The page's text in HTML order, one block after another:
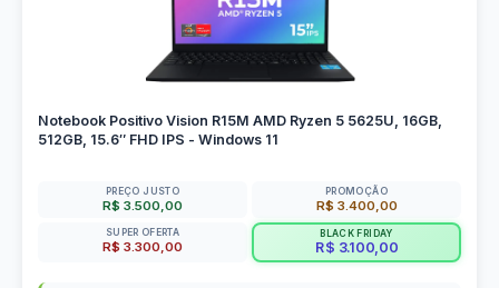
Notebook Positivo Vision R15M AMD Ryzen 5 5625U, 16GB,
512GB, 15.6″ FHD IPS - Windows 11
PREÇO JUSTO
R$ 3.500,00
PROMOÇÃO
R$ 3.400,00
SUPER OFERTA
R$ 3.300,00
BLACK FRIDAY
R$ 3.100,00